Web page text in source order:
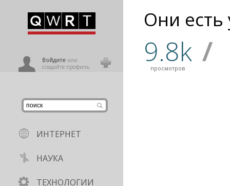
Войдитеили
создайте профиль
ИНТЕРНЕТ
НАУКА
ТЕХНОЛОГИИ
Они есть
9.8k
просмотров /